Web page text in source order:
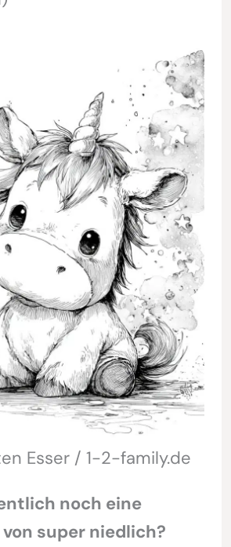
Esser / 1-2-family.de
noch eine
super niedlich?